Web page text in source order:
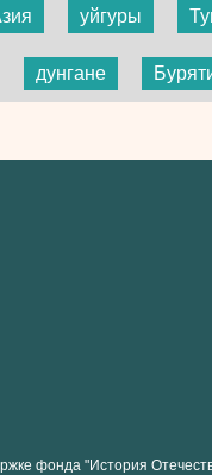
уйгуры
дунгане
фонда "История